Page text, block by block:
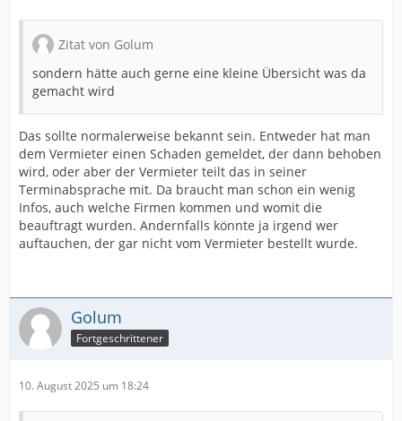
Zitat von Golum
sondern hätte auch gerne eine kleine Übersicht was da
gemacht wird
Das sollte normalerweise bekannt sein. Entweder hat man
dem Vermieter einen Schaden gemeldet, der dann behoben
wird, oder aber der Vermieter teilt das in seiner
Terminabsprache mit. Da braucht man schon ein wenig
Infos, auch welche Firmen kommen und womit die
beauftragt wurden. Andernfalls könnte ja irgend wer
auftauchen, der gar nicht vom Vermieter bestellt wurde.
Golum
Fortgeschrittener
10. August 2025 um 18:24